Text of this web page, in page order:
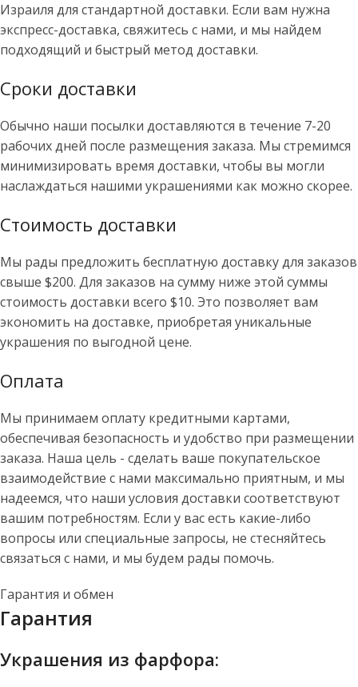
Израиля для стандартной доставки. Если вам нужна
экспресс-доставка, свяжитесь с нами, и мы найдем
подходящий и быстрый метод доставки.
Сроки доставки
Обычно наши посылки доставляются в течение 7-20
рабочих дней после размещения заказа. Мы стремимся
минимизировать время доставки, чтобы вы могли
наслаждаться нашими украшениями как можно скорее.
Стоимость доставки
Мы рады предложить бесплатную доставку для заказов
свыше $200. Для заказов на сумму ниже этой суммы
стоимость доставки всего $10. Это позволяет вам
экономить на доставке, приобретая уникальные
украшения по выгодной цене.
Оплата
Мы принимаем оплату кредитными картами,
обеспечивая безопасность и удобство при размещении
заказа. Наша цель - сделать ваше покупательское
взаимодействие с нами максимально приятным, и мы
надеемся, что наши условия доставки соответствуют
вашим потребностям. Если у вас есть какие-либо
вопросы или специальные запросы, не стесняйтесь
связаться с нами, и мы будем рады помочь.
Гарантия и обмен
Гарантия
Украшения из фарфора: